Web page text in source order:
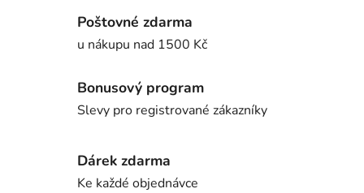
Poštovné zdarma
u nákupu nad 1500 Kč
Bonusový program
Slevy pro registrované zákazníky
Dárek zdarma
Ke každé objednávce